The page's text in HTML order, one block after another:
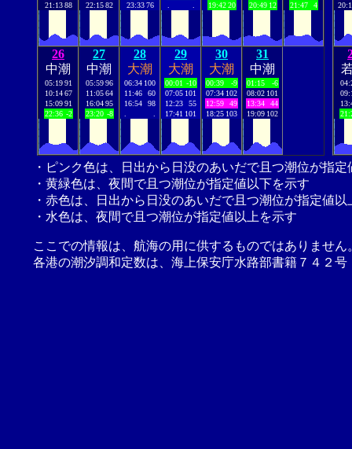
21:13 88
22:15 82
23:33 76
19:42 20
20:49 12
21:47
4
26
中潮
05:19 91
10:14 67
15:09 91
22:36 -2
27
中潮
05:59 96
11:05 64
16:04 95
23:20 -8
28
大潮
06:34 100
11:46
60
16:54
98
29
大潮
00:01 -10
07:05 101
12:23
55
17:41 101
30
大潮
00:39
-9
07:34 102
12:59
49
18:25 103
31
中潮
01:15
-6
08:02 101
13:34
44
19:09 102
・ピンク色は、日出から日没のあいだで且つ潮位が指
・黄緑色は、夜間で且つ潮位が指定値以下を示す
・赤色は、日出から日没のあいだで且つ潮位が指定値以
・水色は、夜間で且つ潮位が指定値以上を示す
ここでの情報は、航海の用に供するものではありませ
各港の潮汐調和定数は、海上保安庁水路部書籍７４２